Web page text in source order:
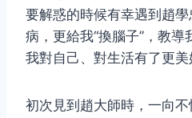
要解惑的時候有幸遇到趙
病，更給我“換腦子”，教
我對自己、對生活有了更美
初次見到趙大師時，一向